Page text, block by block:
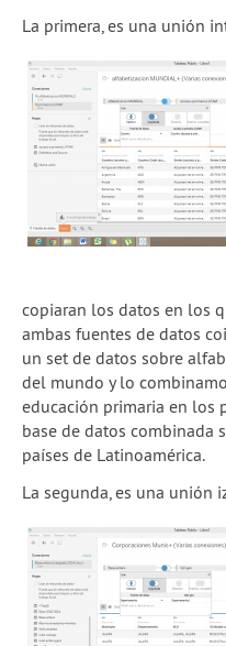
La primera, es una unión
copiaran los datos en los
ambas fuentes de datos
un set de datos sobre
del mundo y lo
educación primaria en los
base de datos combinada
países de Latinoamérica.
La segunda, es una unión